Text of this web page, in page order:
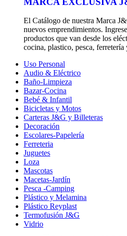
El Catálogo de nuestra Marca
nuevos emprendimientos.
productos que van desde los
cocina, plastico, pesca, ferretería
Uso Personal
Audio & Eléctrico
Baño-Limpieza
Bazar-Cocina
Bebé & Infantil
Bicicletas y Motos
Carteras J&G y Billeteras
Decoración
Escolares-Papelería
Ferreteria
Juguetes
Loza
Mascotas
Macetas-Jardín
Pesca -Camping
Plástico y Melamina
Plástico Reyplast
Termofusión J&G
Vidrio